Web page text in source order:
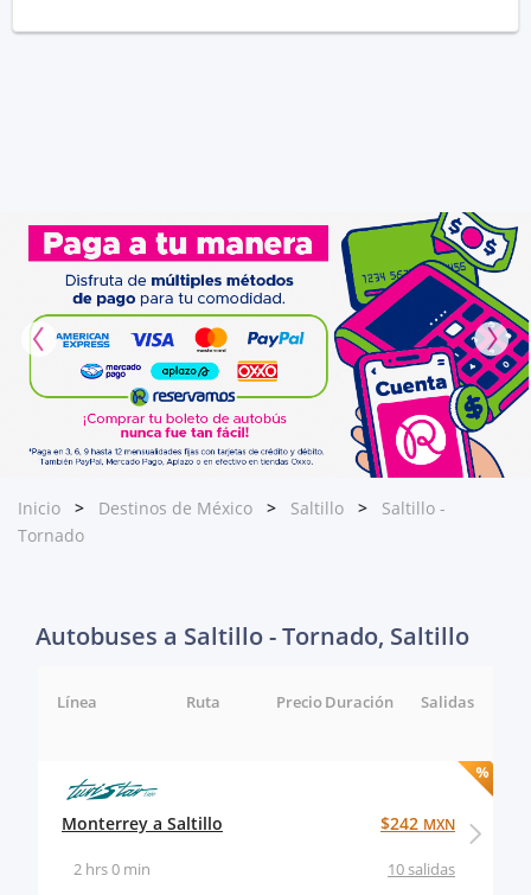
Inicio Destinos de México Saltillo
Saltillo -
Tornado
Autobuses a Saltillo - Tornado, Saltillo
Línea Ruta Salidas
Duración
Precio
Monterrey a Saltillo
10 salidas
2 hrs 0 min
$242 MXN